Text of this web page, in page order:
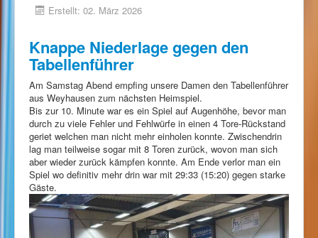
Erstellt: 02. März 2026
Knappe Niederlage gegen den
Tabellenführer
Am Samstag Abend empfing unsere Damen den Tabellenführer
aus Weyhausen zum nächsten Heimspiel.
Bis zur 10. Minute war es ein Spiel auf Augenhöhe, bevor man
durch zu viele Fehler und Fehlwürfe in einen 4 Tore-Rückstand
geriet welchen man nicht mehr einholen konnte. Zwischendrin
lag man teilweise sogar mit 8 Toren zurück, wovon man sich
aber wieder zurück kämpfen konnte. Am Ende verlor man ein
Spiel wo definitiv mehr drin war mit 29:33 (15:20) gegen starke
Gäste.